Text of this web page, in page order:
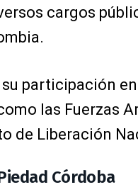
cargos
participación
las Fuerzas
de Liberación
Córdoba